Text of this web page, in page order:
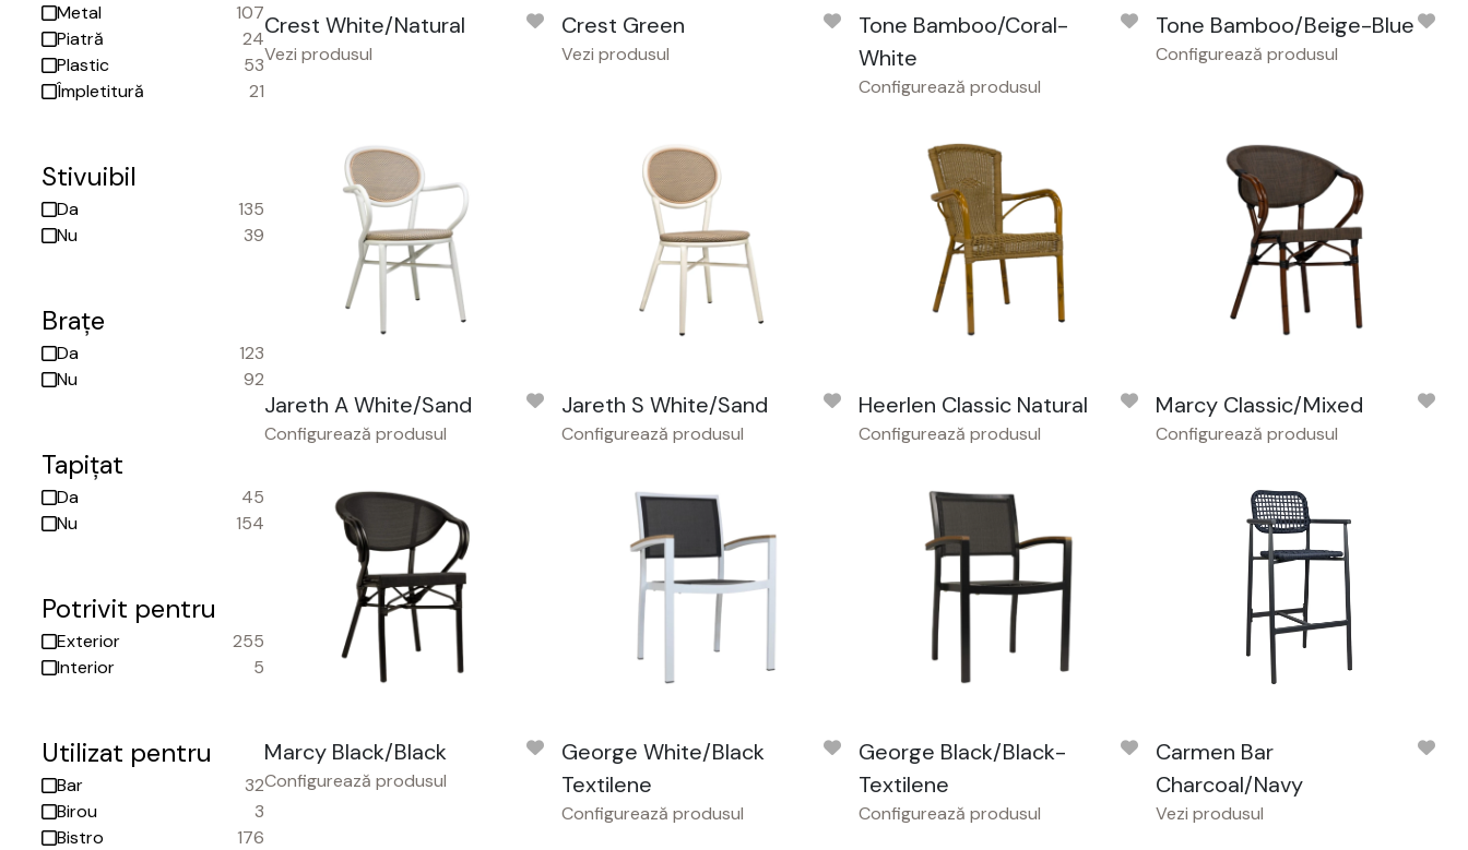
Metal
107
Piatră
24
Plastic
53
Împletitură
21
Stivuibil
Da
135
Nu
39
Brațe
Da
123
Nu
92
Tapițat
Da
45
Nu
154
Potrivit pentru
Exterior
255
Interior
5
Utilizat pentru
Bar
32
Birou
3
Bistro
176
Crest White/Natural
Vezi produsul
Crest Green
Vezi produsul
Tone Bamboo/Coral-
White
Configurează produsul
Tone Bamboo/Beige-Blue
Configurează produsul
Jareth A White/Sand
Configurează produsul
Jareth S White/Sand
Configurează produsul
Heerlen Classic Natural
Configurează produsul
Marcy Classic/Mixed
Configurează produsul
Marcy Black/Black
Configurează produsul
George White/Black
Textilene
Configurează produsul
George Black/Black-
Textilene
Configurează produsul
Carmen Bar
Charcoal/Navy
Vezi produsul